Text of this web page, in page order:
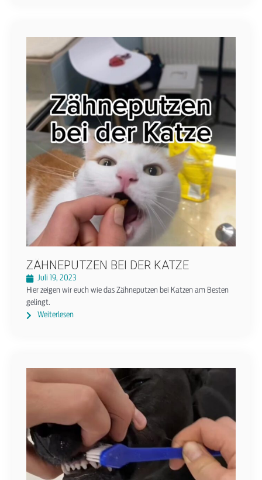
ZÄHNEPUTZEN BEI DER KATZE
Juli 19, 2023
Hier zeigen wir euch wie das Zähneputzen bei Katzen am Besten
gelingt.
Weiterlesen